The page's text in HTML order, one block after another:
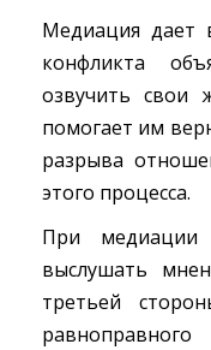
Медиация дает
конфликта
озвучить свои
помогает им
разрыва
этого процесса.
При медиации
выслушать
третьей